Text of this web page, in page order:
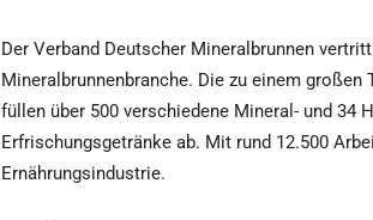
Der Verband Deutscher Mineralbrunnen
Mineralbrunnenbranche. Die zu einem
füllen über 500 verschiedene Mineral- und 34
Erfrischungsgetränke ab. Mit rund 12.500
Ernährungsindustrie.